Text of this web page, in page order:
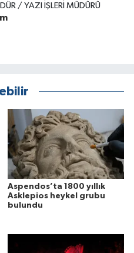
/ YAZI İŞLERI MÜDÜRÜ
Aspendos’ta 1800 yıllık
Asklepios heykel grubu
bulundu